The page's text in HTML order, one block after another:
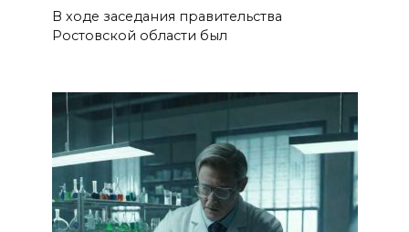
В Таганроге горел склад на
09 августа 2026 13:56
Парк не построю: Николай
Василенко не планирует
становиться меценатом для
Ростова
В ходе заседания правительства
Ростовской области был